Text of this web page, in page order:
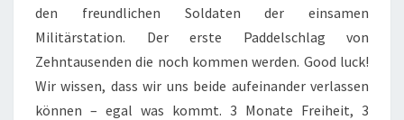
den freundlichen Soldaten der einsamen
Militärstation. Der erste Paddelschlag von
Zehntausenden die noch kommen werden. Good luck!
Wir wissen, dass wir uns beide aufeinander verlassen
können – egal was kommt. 3 Monate Freiheit, 3